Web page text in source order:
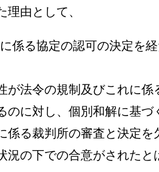
由として、
る協定の認可の決定を
法令の規制及びこれに係
のに対し、個別和解に基づ
係る裁判所の審査と決定を
況の下での合意がされたと